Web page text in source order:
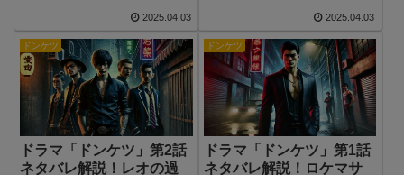
2025.04.03 2025.04.03
ドンケツ
ドラマ「ドンケツ」第2話
ネタバレ解説！レオの過
ドンケツ
ドラマ「ドンケツ」第1話
ネタバレ解説！ロケマサ